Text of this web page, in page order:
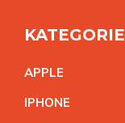
APPLE
IPHONE